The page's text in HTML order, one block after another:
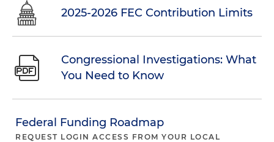
2025-2026 FEC Contribution Limits
Congressional Investigations: What
You Need to Know
Federal Funding Roadmap
REQUEST LOGIN ACCESS FROM YOUR LOCAL